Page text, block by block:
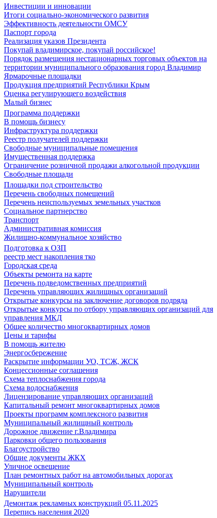
Инвестиции и инновации
Итоги социально-экономического развития
Эффективность деятельности ОМСУ
Паспорт города
Реализация указов Президента
Покупай владимирское, покупай российское!
Порядок размещения нестационарных торговых объектов на
территории муниципального образования город Владимир
Ярмарочные площадки
Продукция предприятий Республики Крым
Оценка регулирующего воздействия
Малый бизнес
Программа поддержки
В помощь бизнесу
Инфраструктура поддержки
Реестр получателей поддержки
Свободные муниципальные помещения
Имущественная поддержка
Ограничение розничной продажи алкогольной продукции
Свободные площади
Площадки под строительство
Перечень свободных помещений
Перечень неиспользуемых земельных участков
Социальное партнерство
Транспорт
Административная комиссия
Жилищно-коммунальное хозяйство
Подготовка к ОЗП
реестр мест накопления тко
Городская среда
Объекты ремонта на карте
Перечень подведомственных предприятий
Перечень управляющих жилищных организаций
Открытые конкурсы на заключение договоров подряда
Открытые конкурсы по отбору управляющих организаций для
управления МКД
Общее количество многоквартирных домов
Цены и тарифы
В помощь жителю
Энергосбережение
Раскрытие информации УО, ТСЖ, ЖСК
Концессионные соглашения
Схема теплоснабжения города
Схема водоснабжения
Лицензирование управляющих организаций
Капитальный ремонт многоквартирных домов
Проекты программ комплексного развития
Муниципальный жилищный контроль
Дорожное движение г.Владимира
Парковки общего пользования
Благоустройство
Общие документы ЖКХ
Уличное освещение
План ремонтных работ на автомобильных дорогах
Муниципальный контроль
Нарушители
Демонтаж рекламных конструкций 05.11.2025
Перепись населения 2020